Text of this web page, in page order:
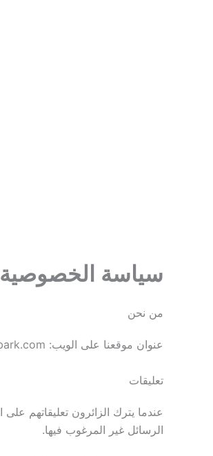
سياسة الخصوصية
من نحن
عنوان موقعنا على الويب: https://elmubark.com.
تعليقات
الرسائل غير المرغوب فيها.